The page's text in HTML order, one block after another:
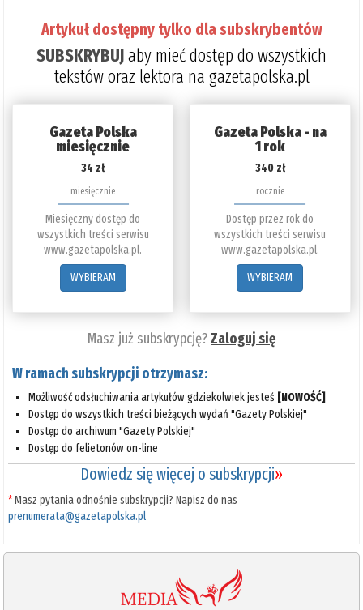
Artykuł dostępny tylko dla subskrybentów
SUBSKRYBUJaby mieć dostęp do wszystkich
tekstów oraz lektora na gazetapolska.pl
Gazeta Polska
miesięcznie
34 zł
miesięcznie
Miesięczny dostęp do
wszystkich treści serwisu
www.gazetapolska.pl.
WYBIERAM
Gazeta Polska - na
1 rok
340 zł
rocznie
Dostęp przez rok do
wszystkich treści serwisu
www.gazetapolska.pl.
WYBIERAM
Masz już subskrypcję?Zaloguj się
W ramach subskrypcji otrzymasz:
Możliwość odsłuchiwania artykułów gdziekolwiek jesteś [NOWOŚĆ]
Dostęp do wszystkich treści bieżących wydań "Gazety Polskiej"
Dostęp do archiwum "Gazety Polskiej"
Dostęp do felietonów on-line
Dowiedz się więcej o subskrypcji»
*Masz pytania odnośnie subskrypcji? Napisz do nas
prenumerata@gazetapolska.pl